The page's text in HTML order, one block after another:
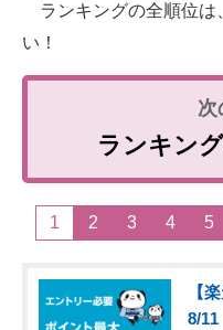
ランキングの全順位は
い！
ランキン
1 2 3 4 5
【
8/